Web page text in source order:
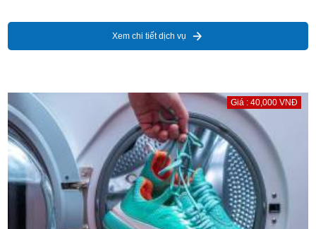
Xem chi tiết dịch vụ
Giá : 40,000 VNĐ